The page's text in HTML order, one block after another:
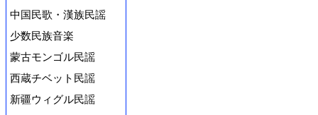
中国民歌・漢族民謡
少数民族音楽
蒙古モンゴル民謡
西蔵チベット民謡
新疆ウィグル民謡